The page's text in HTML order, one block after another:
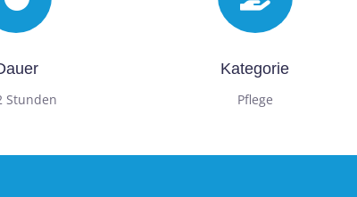
Stunden
Kategorie
Pflege